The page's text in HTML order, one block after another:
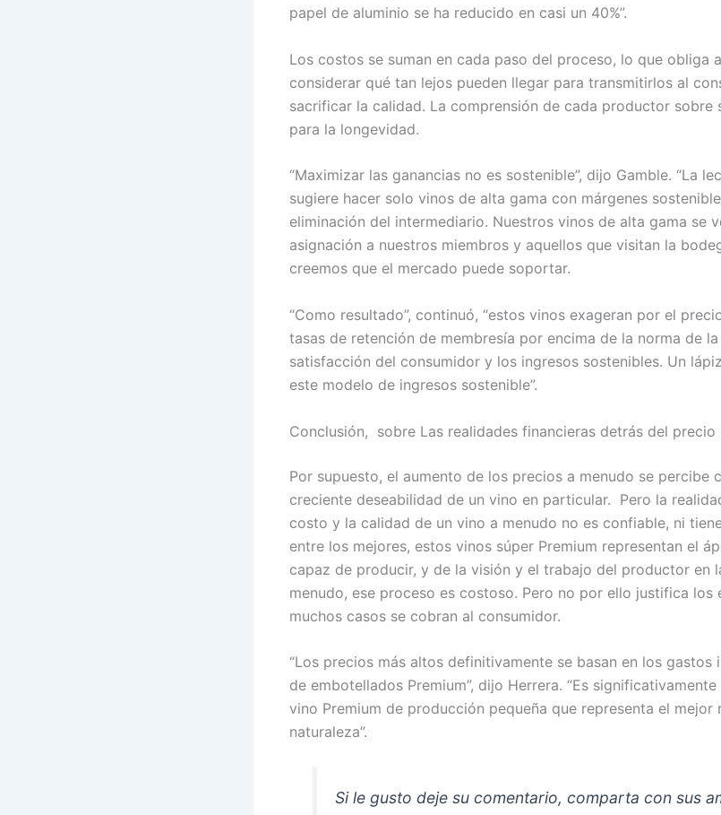
papel de aluminio se ha reducido en casi un 40%”.
Los costos se suman en cada paso del proceso, lo que obliga
considerar qué tan lejos pueden llegar para transmitirlos al
sacrificar la calidad. La comprensión de cada productor sobre
para la longevidad.
“Maximizar las ganancias no es sostenible”, dijo Gamble. “La
sugiere hacer solo vinos de alta gama con márgenes
eliminación del intermediario. Nuestros vinos de alta gama se
asignación a nuestros miembros y aquellos que visitan la
creemos que el mercado puede soportar.
“Como resultado”, continuó, “estos vinos exageran por el
tasas de retención de membresía por encima de la norma de
satisfacción del consumidor y los ingresos sostenibles. Un
este modelo de ingresos sostenible”.
Conclusión, sobre Las realidades financieras detrás del
Por supuesto, el aumento de los precios a menudo se percibe
creciente deseabilidad de un vino en particular. Pero la
costo y la calidad de un vino a menudo no es confiable, ni
entre los mejores, estos vinos súper Premium representan el
capaz de producir, y de la visión y el trabajo del productor en
menudo, ese proceso es costoso. Pero no por ello justifica los
muchos casos se cobran al consumidor.
“Los precios más altos definitivamente se basan en los
de embotellados Premium”, dijo Herrera. “Es
vino Premium de producción pequeña que representa el mejor
naturaleza”.
Si le gusto deje su comentario, comparta con sus